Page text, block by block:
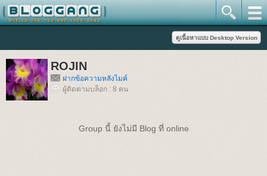
ROJIN
ฝากข้อความหลังไมค์
ผู้ติดตามบล็อก : 8 คน
Group นี้ ยังไม่มี Blog ที่ online